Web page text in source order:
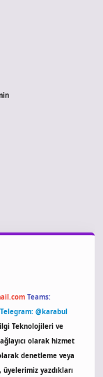
Teams:
Telegram: @karabul
Teknolojileri ve
olarak hizmet
denetleme veya
yazdıkları